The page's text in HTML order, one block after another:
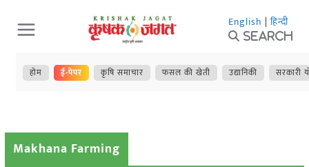
Skip
to
content
English | हिन्दी
Search
होम ई-पेपर कृषि समाचार फसल की खेती उद्यानिकी सरकारी
Makhana Farming